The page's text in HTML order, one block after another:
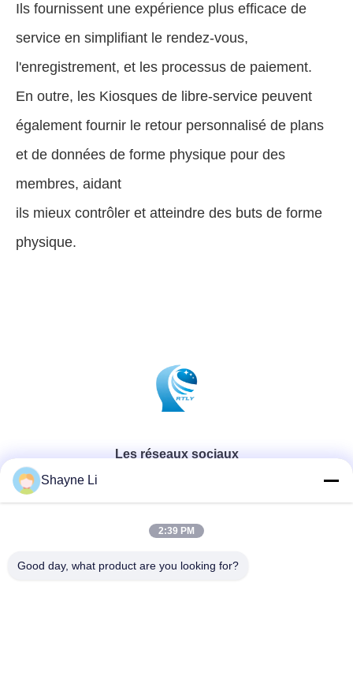
Ils fournissent une expérience plus efficace de
service en simplifiant le rendez-vous,
l'enregistrement, et les processus de paiement.
En outre, les Kiosques de libre-service peuvent
également fournir le retour personnalisé de plans
et de données de forme physique pour des
membres, aidant
ils mieux contrôler et atteindre des buts de forme
physique.
Les réseaux sociaux
Contactez rapidement
Shayne Li
2:39 PM
Good day, what product are you looking for?